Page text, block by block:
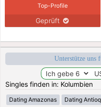
Top-Profile
Geprüft
Unterstütze uns
Singles finden in: Kolumbien
Dating Amazonas Dating